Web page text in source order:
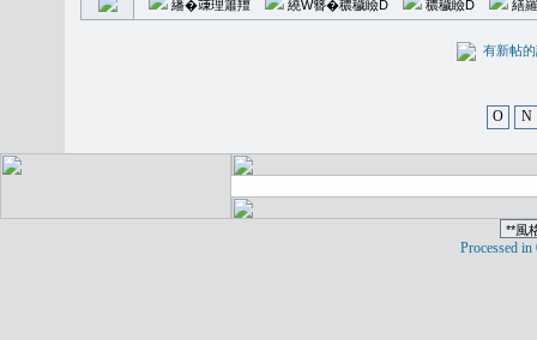
繙�𥪕理簫羶 繞W簪�穠穢瞼D 穠穢瞼D 繕
有新
O N
Processed